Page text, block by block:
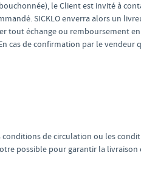
le Client est invité à
SICKLO enverra alors un
échange ou remboursement
cas de confirmation par le
de circulation ou les
possible pour garantir la